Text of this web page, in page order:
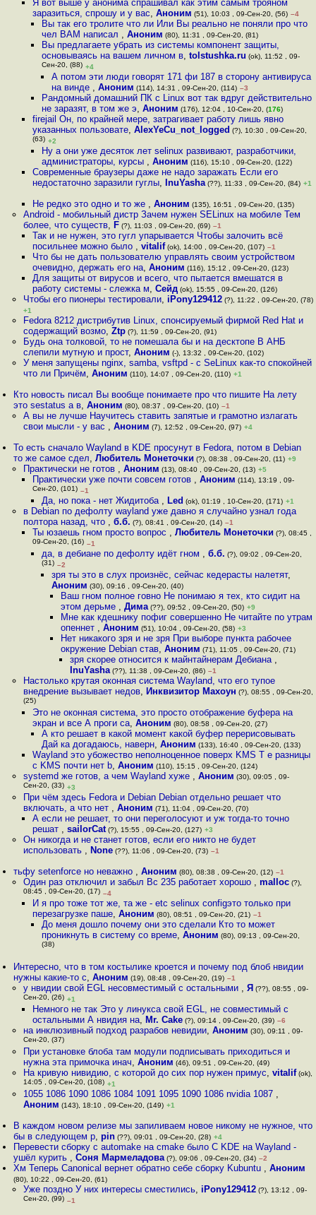
Я вот выше у анонима спрашивал как этим самым трояном
заразиться, спрошу и у вас, Аноним (51), 10:03 , 09-Сен-20, (56) –4
Вы так его тролите что ли Или Вы реально не поняли про что
чел ВАМ написал ,Аноним (80), 11:31 , 09-Сен-20, (81)
Вы предлагаете убрать из системы компонент защиты,
основываясь на вашем личном в,tolstushka.ru (ok), 11:52 , 09-
Сен-20, (88) +4
А потом эти люди говорят 171 фи 187 в сторону антивируса
на винде , Аноним (114), 14:31 , 09-Сен-20, (114) –3
Рандомный домашний ПК с Linux вот так вдруг действительно
не заразят, в том же э,Аноним (176), 12:04 , 10-Сен-20, (176)
firejail Он, по крайней мере, затрагивает работу лишь явно
указанных пользовате, AlexYeCu_not_logged (?), 10:30 , 09-Сен-20,
(63) +2
Ну а они уже десяток лет selinux развивают, разработчики,
администраторы, курсы ,Аноним (116), 15:10 , 09-Сен-20, (122)
Современные браузеры даже не надо заражать Если его
недостаточно заразили гуглы, InuYasha(??), 11:33 , 09-Сен-20, (84) +1
Не редко это одно и то же , Аноним (135), 16:51 , 09-Сен-20, (135)
Android - мобильный дистр Зачем нужен SELinux на мобиле Тем
более, что существ, F(?), 11:03 , 09-Сен-20, (69) –1
Так и не нужен, это гугл упарывается Чтобы залочить всё
посильнее можно было , vitalif(ok), 14:00 , 09-Сен-20, (107) –1
Что бы не дать пользователю управлять своим устройством
очевидно, держать его на, Аноним (116), 15:12 , 09-Сен-20, (123)
Для защиты от вирусов и всего, что пытается вмешатся в
работу системы - слежка м, Сейд(ok), 15:55 , 09-Сен-20, (126)
Чтобы его пионеры тестировали, iPony129412(?), 11:22 , 09-Сен-20, (78)
+1
Fedora 8212 дистрибутив Linux, спонсируемый фирмой Red Hat и
содержащий возмо, Ztp(?), 11:59 , 09-Сен-20, (91)
Будь она толковой, то не помешала бы и на десктопе В АНБ
слепили мутную и прост, Аноним (-), 13:32 , 09-Сен-20, (102)
У меня запущены nginx, samba, vsftpd - с SeLinux как-то спокойней
что ли Причём, Аноним (110), 14:07 , 09-Сен-20, (110) +1
Кто новость писал Вы вообще понимаете про что пишите На лету
это sestatus а в,Аноним (80), 08:37 , 09-Сен-20, (10) –1
А вы не лучше Научитесь ставить запятые и грамотно излагать
свои мысли - у вас , Аноним (7), 12:52 , 09-Сен-20, (97) +4
То есть сначало Wayland в KDE просунут в Fedora, потом в Debian
то же самое сдел,Любитель Монеточки (?), 08:38 , 09-Сен-20, (11) +9
Практически не готов , Аноним (13), 08:40 , 09-Сен-20, (13) +5
Практически уже почти совсем готов , Аноним (114), 13:19 , 09-
Сен-20, (101) –1
Да, но пока - нет Жидитоба , Led (ok), 01:19 , 10-Сен-20, (171) +1
в Debian по дефолту wayland уже давно я случайно узнал года
полтора назад, что , б.б. (?), 08:41 , 09-Сен-20, (14) –1
Ты юзаешь гном просто вопрос , Любитель Монеточки (?), 08:45 ,
09-Сен-20, (16) –1
да, в дебиане по дефолту идёт гном ,б.б. (?), 09:02 , 09-Сен-20,
(31) –2
зря ты это в слух произнёс, сейчас кедерасты налетят,
Аноним (30), 09:16 , 09-Сен-20, (40)
Ваш гном полное говно Не понимаю я тех, кто сидит на
этом дерьме , Дима(??), 09:52 , 09-Сен-20, (50) +9
Мне как кдешнику пофиг совершенно Не читайте по утрам
опеннет , Аноним (51), 10:04 , 09-Сен-20, (58) +3
Нет никакого зря и не зря При выборе пункта рабочее
окружение Debian став, Аноним (71), 11:05 , 09-Сен-20, (71)
зря скорее относится к майнтайнерам Дебиана ,
InuYasha (??), 11:38 , 09-Сен-20, (86) –1
Настолько крутая оконная система Wayland, что его тупое
внедрение вызывает недов, Инквизитор Махоун (?), 08:55 , 09-Сен-20,
(25)
Это не оконная система, это просто отображение буфера на
экран и все А проги са, Аноним (80), 08:58 , 09-Сен-20, (27)
А кто решает в какой момент какой буфер перерисовывать
Дай ка догадаюсь, наверн,Аноним (133), 16:40 , 09-Сен-20, (133)
Wayland это убожество неполноценное поверх KMS Т е разницы
с KMS почти нет b, Аноним (110), 15:15 , 09-Сен-20, (124)
systemd же готов, а чем Wayland хуже , Аноним (30), 09:05 , 09-
Сен-20, (33) +3
При чём здесь Fedora и Debian Debian отдельно решает что
включать, а что нет , Аноним (71), 11:04 , 09-Сен-20, (70)
А если не решает, то они переголосуют и уж тогда-то точно
решат , sailorCat(?), 15:55 , 09-Сен-20, (127) +3
Он никогда и не станет готов, если его никто не будет
использовать , None(??), 11:06 , 09-Сен-20, (73) –1
тьфу setenforce но неважно ,Аноним (80), 08:38 , 09-Сен-20, (12) –1
Один раз отключил и забыл Вс 235 работает хорошо , malloc(?),
08:45 , 09-Сен-20, (17) –4
И я про тоже тот же, та же - etc selinux configэто только при
перезагрузке паше, Аноним (80), 08:51 , 09-Сен-20, (21) –1
До меня дошло почему они это сделали Кто то может
проникнуть в систему со време,Аноним (80), 09:13 , 09-Сен-20,
(38)
Интересно, что в том костылике кроется и почему под блоб нвидии
нужны какие-то с,Аноним (19), 08:48 , 09-Сен-20, (19) –1
у нвидии свой EGL несовместимый с остальными , Я (??), 08:55 , 09-
Сен-20, (26) +1
Немного не так Это у линукса свой EGL, не совместимый с
остальными А нвидия на, Mr. Cake(?), 09:14 , 09-Сен-20, (39) –6
на инклюзивный подход разрабов невидии, Аноним (30), 09:11 , 09-
Сен-20, (37)
При установке блоба там модули подписывать приходиться и
нужна эта примочка инач, Аноним (46), 09:51 , 09-Сен-20, (49)
На кривую нивидию, с которой до сих пор нужен примус, vitalif(ok),
14:05 , 09-Сен-20, (108) +1
1055 1086 1090 1086 1084 1091 1095 1090 1086 nvidia 1087 ,
Аноним (143), 18:10 , 09-Сен-20, (149) +1
В каждом новом релизе мы запиливаем новое никому не нужное, что
бы в следующем р,pin (??), 09:01 , 09-Сен-20, (28) +4
Перевести сборку с automake на cmake было С KDE на Wayland -
ушёл курить ,Соня Мармеладова (?), 09:06 , 09-Сен-20, (34) –2
Хм Теперь Canonical вернет обратно себе сборку Kubuntu ,Аноним
(80), 10:22 , 09-Сен-20, (61)
Уже поздно У них интересы сместились, iPony129412(?), 13:12 , 09-
Сен-20, (99) –1